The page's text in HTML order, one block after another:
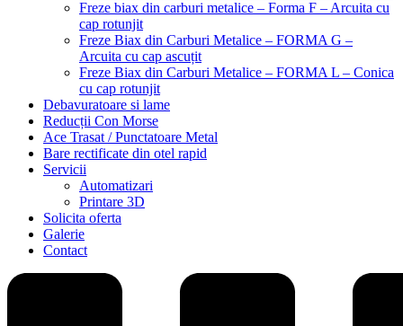
Freze biax din carburi metalice – Forma F – Arcuita cu
cap rotunjit
Freze Biax din Carburi Metalice – FORMA G –
Arcuita cu cap ascuțit
Freze Biax din Carburi Metalice – FORMA L – Conica
cu cap rotunjit
Debavuratoare si lame
Reducții Con Morse
Ace Trasat / Punctatoare Metal
Bare rectificate din otel rapid
Servicii
Automatizari
Printare 3D
Solicita oferta
Galerie
Contact